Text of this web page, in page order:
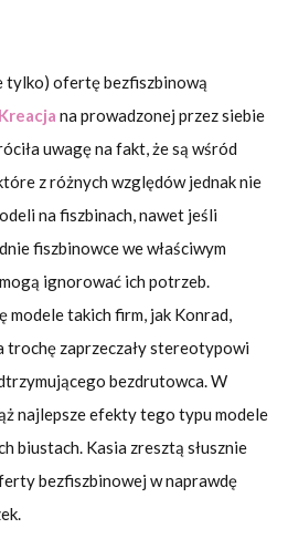
tylko) ofertę bezfiszbinową
na prowadzonej przez siebie
uwagę na fakt, że są wśród
z różnych względów jednak nie
na fiszbinach, nawet jeśli
fiszbinowce we właściwym
ignorować ich potrzeb.
modele takich firm, jak Konrad,
trochę zaprzeczały stereotypowi
bezdrutowca. W
najlepsze efekty tego typu modele
biustach. Kasia zresztą słusznie
bezfiszbinowej w naprawdę